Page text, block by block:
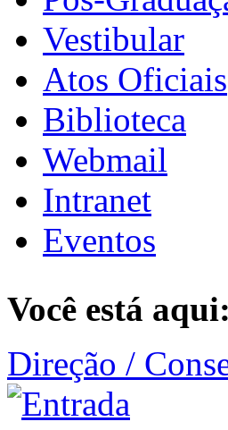
Vestibular
Atos Oficiais
Biblioteca
Webmail
Intranet
Eventos
Você está aqui:
Direção /